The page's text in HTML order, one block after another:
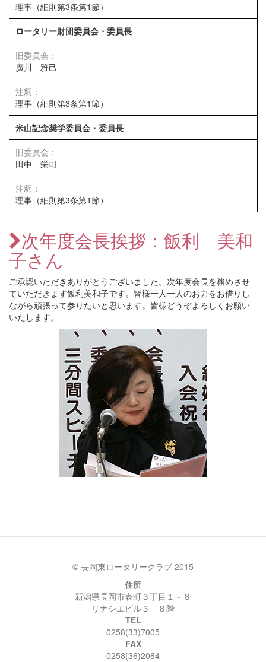
理事（細則第3条第1節）
ロータリー財団委員会・委員長
廣川 雅己
理事（細則第3条第1節）
米山記念奨学委員会・委員長
田中 栄司
理事（細則第3条第1節）
次年度会長挨拶：飯利 美和
子さん
ご承認いただきありがとうございました。次年度会長を務めさせ
ていただきます飯利美和子です。皆様一人一人のお力をお借りし
ながら頑張って参りたいと思います。皆様どうぞよろしくお願い
いたします。
© 長岡東ロータリークラブ 2015
住所
新潟県長岡市表町３丁目１－８
リナシエビル３ ８階
TEL
0258(33)7005
FAX
0258(36)2084